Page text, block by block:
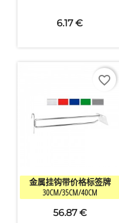
6.17 €
快速查看
金属挂钩带价格标签牌
30CM/35CM/40CM
56.87 €
favorite_border
愿望清单名称